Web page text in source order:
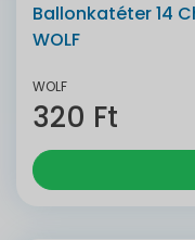
Ballonkatéter 14
WOLF
WOLF
320 Ft